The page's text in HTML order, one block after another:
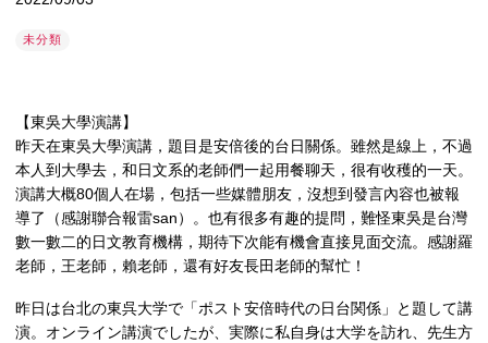
未分類
【東吳大學演講】
昨天在東吳大學演講，題目是安倍後的台日關係。雖然是線上，不過
本人到大學去，和日文系的老師們一起用餐聊天，很有收穫的一天。
演講大概80個人在場，包括一些媒體朋友，沒想到發言內容也被報
導了（感謝聯合報雷san）。也有很多有趣的提問，難怪東吳是台灣
數一數二的日文教育機構，期待下次能有機會直接見面交流。感謝羅
老師，王老師，賴老師，還有好友長田老師的幫忙！
昨日は台北の東呉大学で「ポスト安倍時代の日台関係」と題して講
演。オンライン講演でしたが、実際に私自身は大学を訪れ、先生方